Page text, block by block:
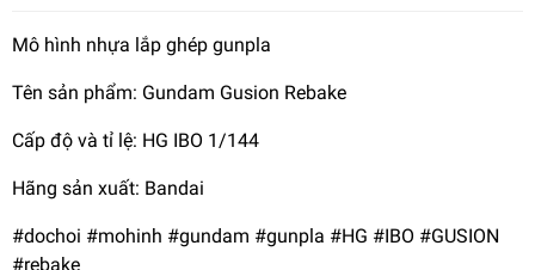
Mô hình nhựa lắp ghép gunpla
Tên sản phẩm: Gundam Gusion Rebake
Cấp độ và tỉ lệ: HG IBO 1/144
Hãng sản xuất: Bandai
#dochoi #mohinh #gundam #gunpla #HG #IBO #GUSION
#rebake